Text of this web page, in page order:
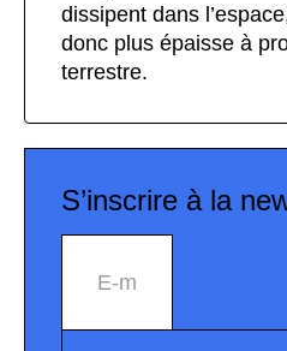
dissipent dans
donc plus épaisse à
terrestre.
S’inscrire à la
E-mail